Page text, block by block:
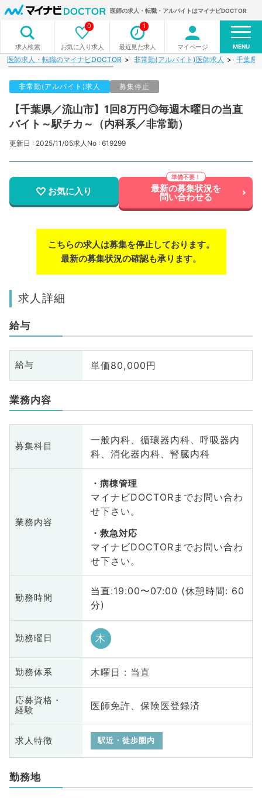
医師の求人・転職・アルバイトはマイナビDOCTOR
求人検索 お気に入り求人
0
最近見た求人
1
マイページ MENU
医師求人・転職のマイナビDOCTOR 非常勤(アルバイト)医師求人 千葉県
非常勤(アルバイト)求人 募集停止
【千葉県／流山市】1回8万円◎毎週木曜日の当直
バイト～駅チカ～（内科系／非常勤）
更新日 : 2025/11/05求人No : 619299
お気に入り 最新の募集状況を
問い合わせる
こちらの求人は募集を停止しております。
最新の募集状況の確認も承ります。
求人詳細
給与
給与 単価80,000円
業務内容
募集科目
一般内科、循環器内科、呼吸器内
科、消化器内科、腎臓内科
業務内容
病棟管理
マイナビDOCTORまでお問い合わ
せ下さい。
救急対応
マイナビDOCTORまでお問い合わ
せ下さい。
勤務時間
当直:19:00〜07:00 (休憩時間: 60
分)
勤務曜日 木
勤務体系 木曜日 : 当直
応募資格・
経験
医師免許、保険医登録済
求人特徴 駅近・徒歩圏内
勤務地